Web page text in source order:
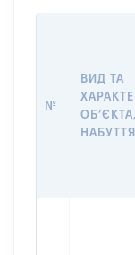
№
ВИД ТА